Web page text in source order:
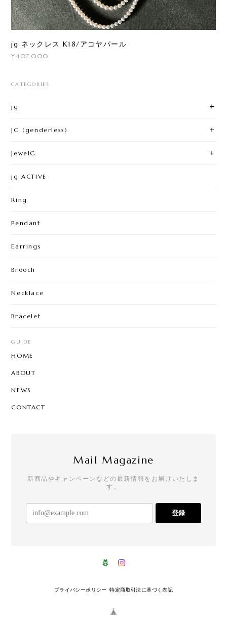
jg ネックレス K18/アコヤパール
¥407,000
CATEGORIES
jg
JG (genderless)
JewelG
jg ACTIVE
Ring
Pendant
Earrings
Brooch
Necklace
Bracelet
GUIDE
HOME
ABOUT
NEWS
CONTACT
Mail Magazine
新商品やキャンペーンなどの最新情報をお届けいたしま
す。
登録
プライバシーポリシー 特定商取引法に基づく表記